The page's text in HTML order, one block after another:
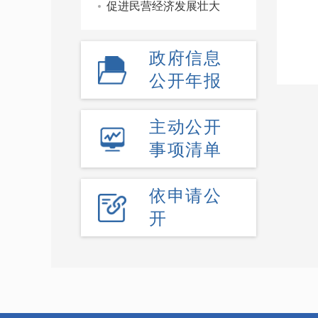
促进民营经济发展壮大
政府信息
公开年报
主动公开
事项清单
依申请公
开